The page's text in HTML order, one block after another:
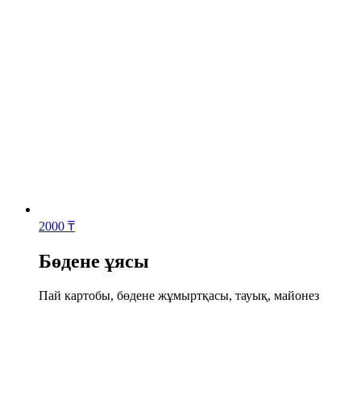
2000 ₸
Бөдене ұясы
Пай картобы, бөдене жұмыртқасы, тауық, майонез